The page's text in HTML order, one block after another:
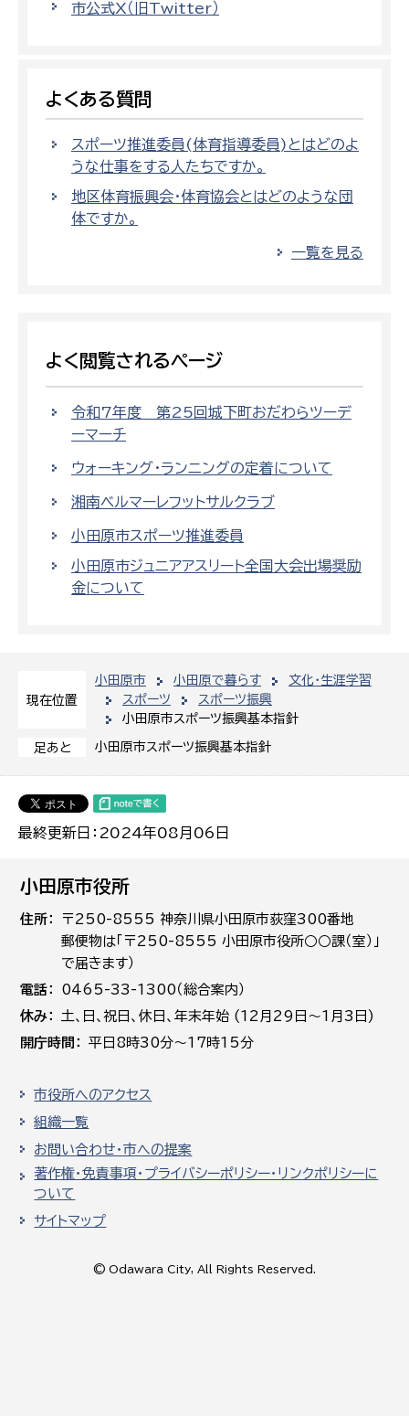
現在位置
小田原市 小田原で暮らす
文化・生涯学習
スポーツ
スポーツ振興
小田原市スポーツ振興基本指針
足あと 小田原市スポーツ振興基本指針
最終更新日：2024年08月06日
市公式X（旧Twitter）
よくある質問
スポーツ推進委員(体育指導委員)とはどのよ
うな仕事をする人たちですか。
地区体育振興会・体育協会とはどのような団
体ですか。
一覧を見る
よく閲覧されるページ
令和7年度 第25回城下町おだわらツーデ
ーマーチ
ウォーキング・ランニングの定着について
湘南ベルマーレフットサルクラブ
小田原市スポーツ推進委員
小田原市ジュニアアスリート全国大会出場奨励
金について
小田原市役所
住所
〒250-8555 神奈川県小田原市荻窪300番地
郵便物は「〒250-8555 小田原市役所○○課（室）」
で届きます）
電話
0465-33-1300（総合案内）
休み
土､日､祝日、休日、年末年始 (12月29日～1月3日)
開庁時間
平日8時30分～17時15分
市役所へのアクセス
組織一覧
お問い合わせ・市への提案
著作権・免責事項・プライバシーポリシー・リンクポリシーに
ついて
サイトマップ
© Odawara City, All Rights Reserved.